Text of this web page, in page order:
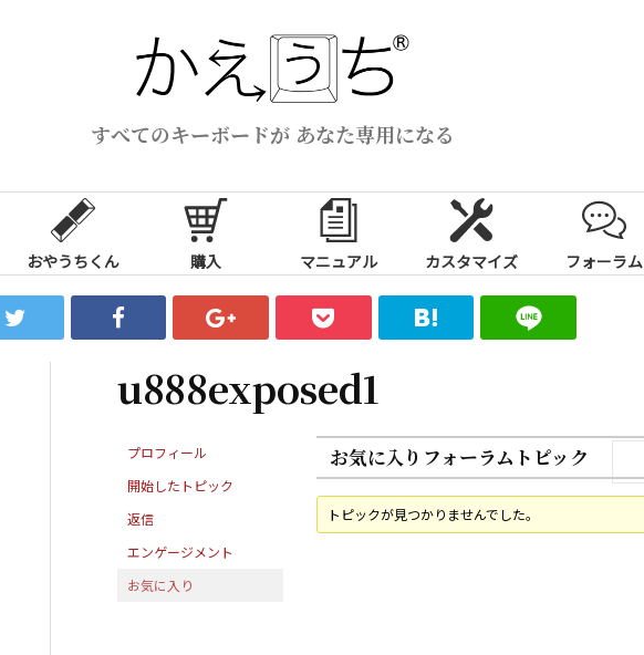
すべてのキーボードが あなた専用になる
おやうちくん 購入 マニュアル カスタマイズ フォーラム
u888exposed1
プロフィール
開始したトピック
返信
エンゲージメント
お気に入り
お気に入りフォーラムトピック
トピックが見つかりませんでした。